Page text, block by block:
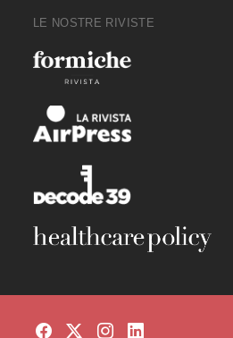
LE NOSTRE RIVISTE